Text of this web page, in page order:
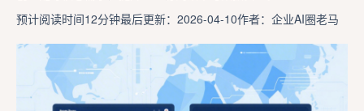
预计阅读时间12分钟最后更新：2026-04-10作者：企业AI圈老马